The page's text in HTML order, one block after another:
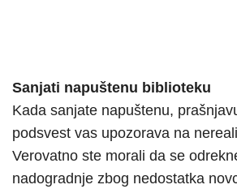
Sanjati napuštenu biblioteku
Kada sanjate napuštenu,
podsvest vas upozorava na
Verovatno ste morali da se
nadogradnje zbog nedostatka